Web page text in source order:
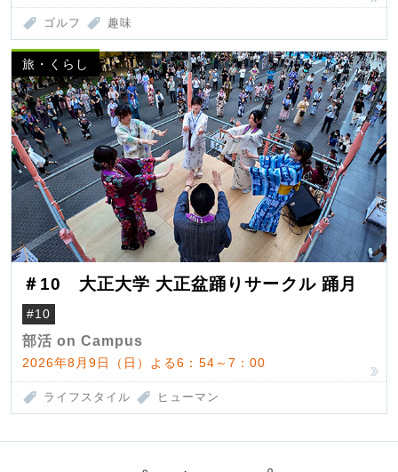
ゴルフ 趣味
旅・くらし
＃10 大正大学 大正盆踊りサークル 踊月
#10
部活 on Campus
2026年8月9日（日）よる6：54～7：00
ライフスタイル ヒューマン